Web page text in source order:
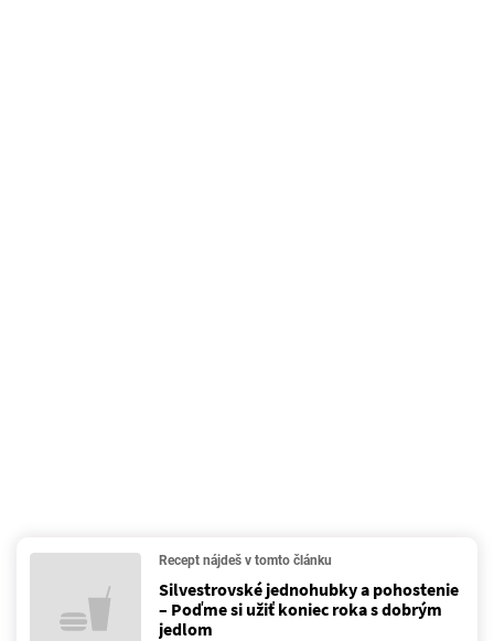
Recept nájdeš v tomto článku
Silvestrovské jednohubky a pohostenie
– Poďme si užiť koniec roka s dobrým
jedlom